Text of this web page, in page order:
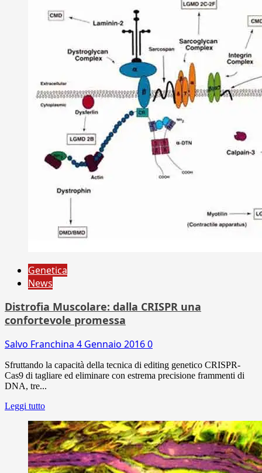
Genetica
News
Distrofia Muscolare: dalla CRISPR una
confortevole promessa
Salvo Franchina 4 Gennaio 20160
Sfruttando la capacità della tecnica di editing genetico CRISPR-
Cas9 di tagliare ed eliminare con estrema precisione frammenti di
DNA, tre...
Leggi tutto